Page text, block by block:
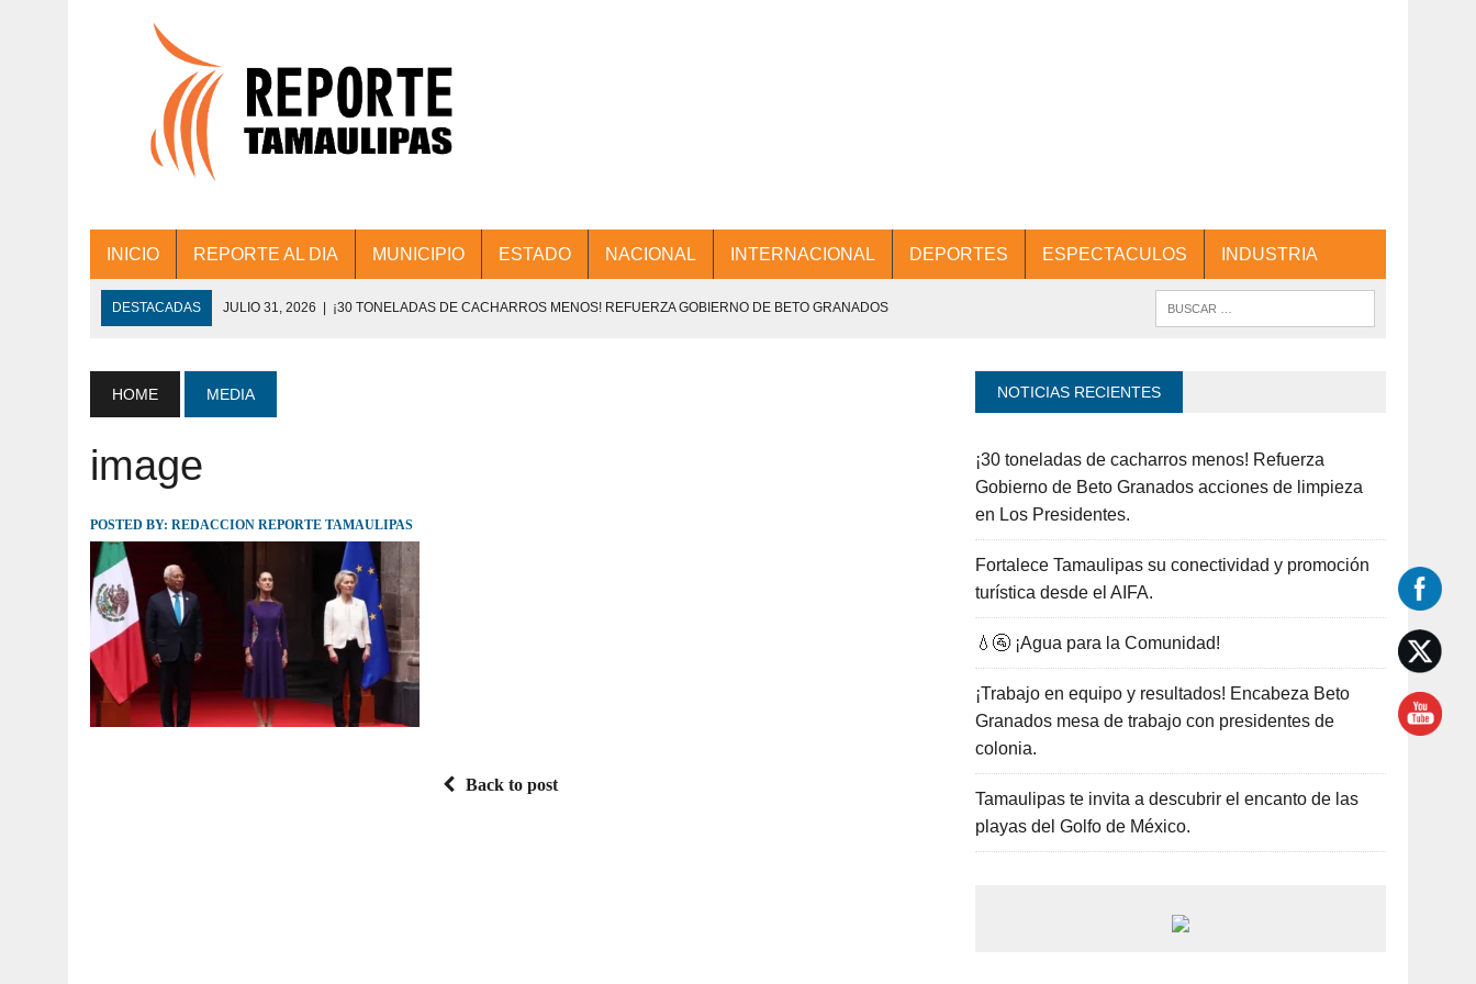
INICIO REPORTE AL DIA MUNICIPIO ESTADO NACIONAL INTERNACIONAL DEPORTES ESPECTACULOS INDUSTRIA
DESTACADAS JULIO 31, 2026 | ¡30 TONELADAS DE CACHARROS MENOS! REFUERZA GOBIERNO DE BETO GRANADOS
JULIO 30, 2026 | 💧🚰 ¡AGUA PARA LA COMUNIDAD!
DE COLONIA.
JULIO 30, 2026 | TAMAULIPAS TE INVITA A DESCUBRIR EL ENCANTO DE LAS PLAYAS DEL GOLFO DE MÉXICO.
HOME MEDIA
image
POSTED BY: REDACCION REPORTE TAMAULIPAS
Back to post
NOTICIAS RECIENTES
¡30 toneladas de cacharros menos! Refuerza
Gobierno de Beto Granados acciones de limpieza
en Los Presidentes.
Fortalece Tamaulipas su conectividad y promoción
turística desde el AIFA.
💧🚰 ¡Agua para la Comunidad!
¡Trabajo en equipo y resultados! Encabeza Beto
Granados mesa de trabajo con presidentes de
colonia.
Tamaulipas te invita a descubrir el encanto de las
playas del Golfo de México.